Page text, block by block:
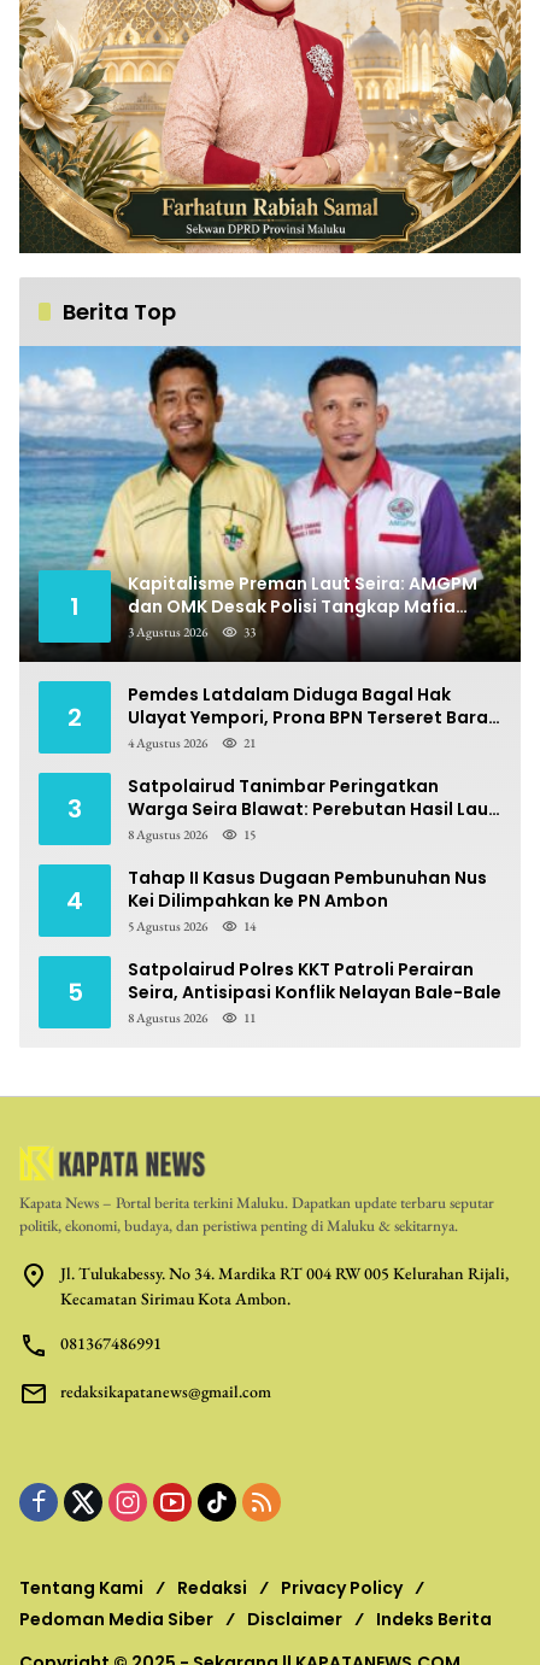
Berita Top
1
Kapitalisme Preman Laut Seira: AMGPM
dan OMK Desak Polisi Tangkap Mafia
Pungli
3 Agustus 2026 33
2
Pemdes Latdalam Diduga Bagal Hak
Ulayat Yempori, Prona BPN Terseret Bara
Sengketa
4 Agustus 2026 21
3
Satpolairud Tanimbar Peringatkan
Warga Seira Blawat: Perebutan Hasil Laut
Berpotensi Pidana
8 Agustus 2026 15
4
Tahap II Kasus Dugaan Pembunuhan Nus
Kei Dilimpahkan ke PN Ambon
5 Agustus 2026 14
5
Satpolairud Polres KKT Patroli Perairan
Seira, Antisipasi Konflik Nelayan Bale-Bale
8 Agustus 2026 11
Kapata News – Portal berita terkini Maluku. Dapatkan update terbaru seputar
politik, ekonomi, budaya, dan peristiwa penting di Maluku & sekitarnya.
Jl. Tulukabessy. No 34. Mardika RT 004 RW 005 Kelurahan Rijali,
Kecamatan Sirimau Kota Ambon.
081367486991
redaksikapatanews@gmail.com
Tentang Kami Redaksi
Privacy Policy
Pedoman Media Siber
Disclaimer
Indeks Berita